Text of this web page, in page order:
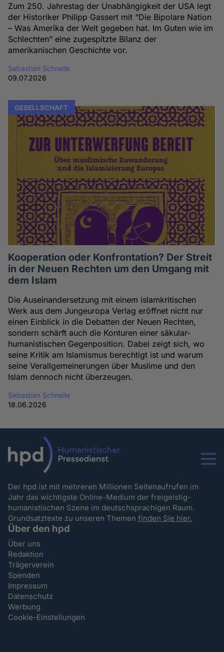
Zum 250. Jahrestag der Unabhängigkeit der USA legt
der Historiker Philipp Gassert mit “Die Bipolare Nation
– Was Amerika der Welt gegeben hat. Im Guten wie im
Schlechten” eine zugespitzte Bilanz der
amerikanischen Geschichte vor.
Sebastian Schnelle
09.07.2026
GESELLSCHAFT
Kooperation oder Konfrontation? Der Streit
in der Neuen Rechten um den Umgang mit
dem Islam
Die Auseinandersetzung mit einem islamkritischen
Werk aus dem Jungeuropa Verlag eröffnet nicht nur
einen Einblick in die Debatten der Neuen Rechten,
sondern schärft auch die Konturen einer säkular-
humanistischen Gegenposition. Dabei zeigt sich, wo
seine Kritik am Islamismus berechtigt ist und warum
seine Verallgemeinerungen über Muslime und den
Islam dennoch nicht überzeugen.
Sebastian Schnelle
18.06.2026
Menu
Der hpd ist mit mehreren Millionen Seitenaufrufen im
Jahr das wichtigste Online-Medium der freigeistig-
humanistischen Szene im deutschsprachigen Raum.
Grundsatztexte zu unseren Themenfinden Sie hier.
Über den hpd
Über uns
Redaktion
Trägerverein
Spenden
Impressum
Datenschutz
Werbung
Cookie-Einstellungen